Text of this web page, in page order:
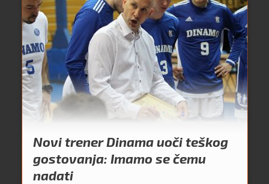
Novi trener Dinama uoči teškog
gostovanja: Imamo se čemu
nadati